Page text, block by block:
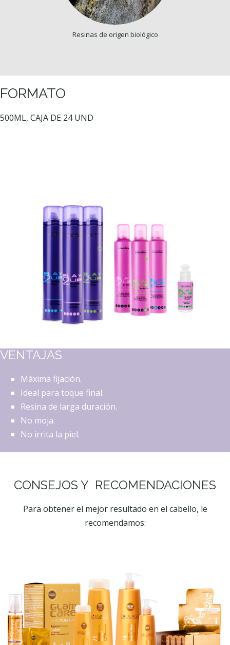
Resinas de origen biológico
FORMATO
500ML, CAJA DE 24 UND
VENTAJAS
Máxima fijación.
Ideal para toque final.
Resina de larga duración.
No moja.
No irrita la piel.
CONSEJOS Y RECOMENDACIONES
Para obtener el mejor resultado en el cabello, le
recomendamos: